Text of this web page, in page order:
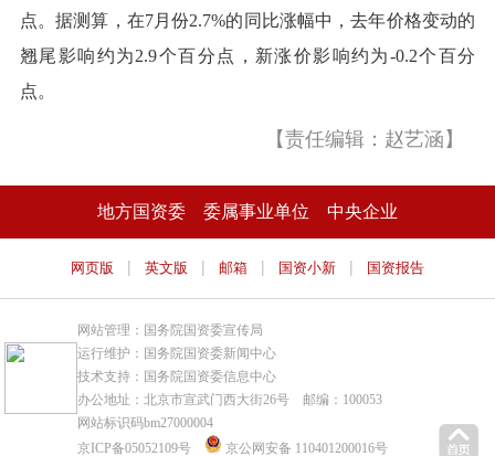
点。据测算，在7月份2.7%的同比涨幅中，去年价格变动的
翘尾影响约为2.9个百分点，新涨价影响约为-0.2个百分
点。
【责任编辑：赵艺涵】
地方国资委 委属事业单位 中央企业
网页版 | 英文版 | 邮箱 | 国资小新 | 国资报告
网站管理：国务院国资委宣传局
运行维护：国务院国资委新闻中心
技术支持：国务院国资委信息中心
办公地址：北京市宣武门西大街26号 邮编：100053
网站标识码bm27000004
京ICP备05052109号
京公网安备 110401200016号